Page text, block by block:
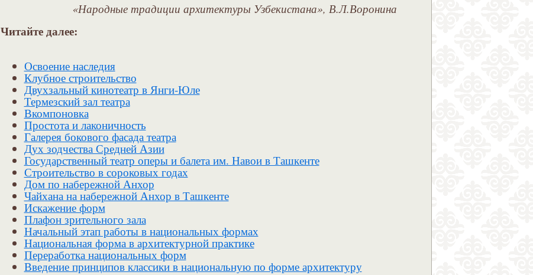
«Народные традиции архитектуры Узбекистана», В.Л.Воронина
Читайте далее:
Освоение наследия
Клубное строительство
Двухзальный кинотеатр в Янги-Юле
Термезский зал театра
Вкомпоновка
Простота и лаконичность
Галерея бокового фасада театра
Дух зодчества Средней Азии
Государственный театр оперы и балета им. Навои в Ташкенте
Строительство в сороковых годах
Дом по набережной Анхор
Чайхана на набережной Анхор в Ташкенте
Искажение форм
Плафон зрительного зала
Начальный этап работы в национальных формах
Национальная форма в архитектурной практике
Переработка национальных форм
Введение принципов классики в национальную по форме архитектуру